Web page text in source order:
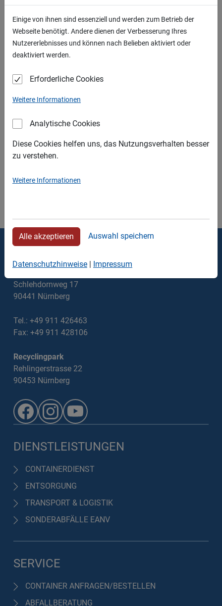
Thomas Walter Containerdienst
Schlehdornweg 17
90441 Nürnberg
Tel.: +49 911 426463
Fax: +49 911 428106
Recyclingpark
Rehlingerstrasse 22
90453 Nürnberg
DIENSTLEISTUNGEN
CONTAINERDIENST
ENTSORGUNG
TRANSPORT & LOGISTIK
SONDERABFÄLLE EANV
SERVICE
CONTAINER ANFRAGEN/BESTELLEN
ABFALLBERATUNG
Einige von ihnen sind essenziell und werden zum Betrieb der
Webseite benötigt. Andere dienen der Verbesserung Ihres
Nutzererlebnisses und können nach Belieben aktiviert oder
deaktiviert werden.
Erforderliche Cookies
Weitere Informationen
Analytische Cookies
Diese Cookies helfen uns, das Nutzungsverhalten besser
zu verstehen.
Weitere Informationen
Alle akzeptieren Auswahl speichern
Datenschutzhinweise | Impressum